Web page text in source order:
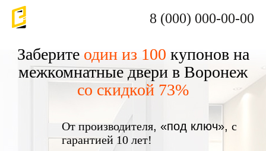
8 (000) 000-00-00
Заберите один из 100 купонов на
межкомнатные двери в Воронеж
со скидкой 73%
От производителя, «под ключ», с
гарантией 10 лет!